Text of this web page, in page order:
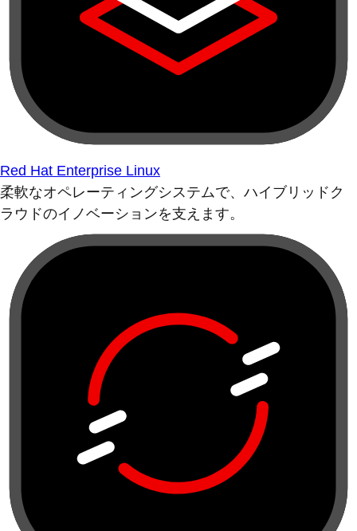
Red Hat Enterprise Linux
柔軟なオペレーティングシステムで、ハイブリッドク
ラウドのイノベーションを支えます。